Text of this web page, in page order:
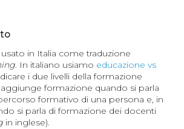
in Italia come traduzione
. In italiano usiamo educazione vs
i due livelli della formazione
aggiunge formazione quando si parla
formativo di una persona e, in
si parla di formazione dei docenti
in inglese).